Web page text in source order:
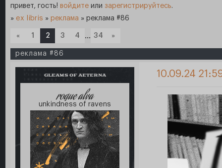
привет, гость! войдите или зарегистрируйтесь.
» ex libris » реклама » реклама #86
« 1 2 3 4 … 34 »
реклама #86
GLEAMS OF AETERNA
roque alva
unkindness of ravens
10.09.24